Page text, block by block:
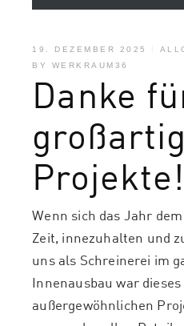
19. DEZEMBER 2025
BY WERKRAUM36
Danke
Projekte!
Wenn sich das Jahr
Zeit, innezuhalten und
uns als Schreinerei im
Innenausbau war
außergewöhnlichen